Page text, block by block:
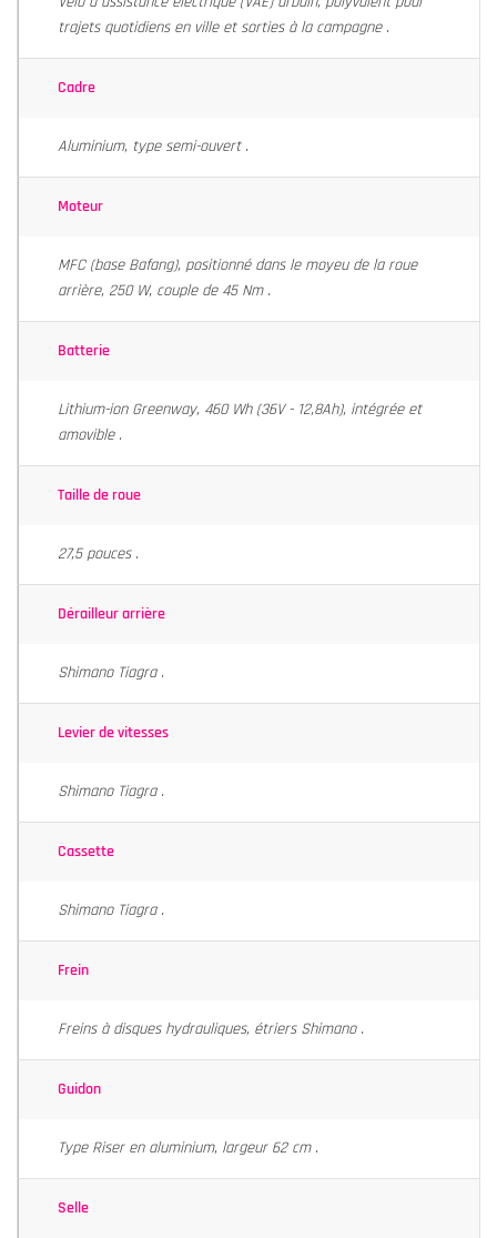
trajets quotidiens en ville et sorties à la campagne .
Cadre
Aluminium, type semi-ouvert .
Moteur
MFC (base Bafang), positionné dans le moyeu de la roue
arrière, 250 W, couple de 45 Nm .
Batterie
Lithium-ion Greenway, 460 Wh (36V - 12,8Ah), intégrée et
amovible .
Taille de roue
27,5 pouces .
Dérailleur arrière
Shimano Tiagra .
Levier de vitesses
Shimano Tiagra .
Cassette
Shimano Tiagra .
Frein
Freins à disques hydrauliques, étriers Shimano .
Guidon
Type Riser en aluminium, largeur 62 cm .
Selle